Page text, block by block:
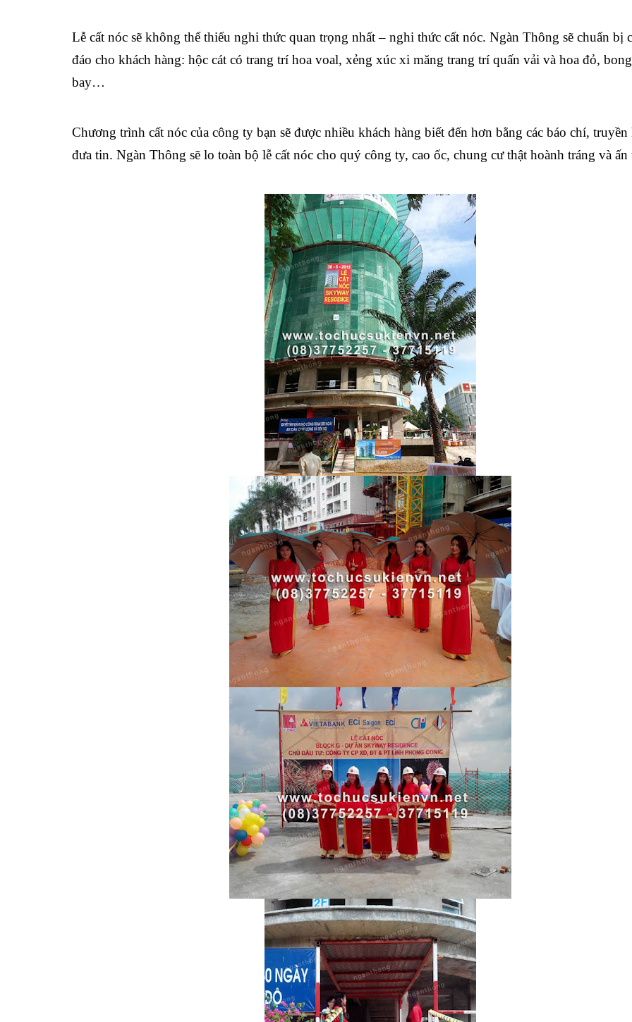
Lễ cất nóc sẽ không thể thiếu nghi thức quan trọng nhất – nghi thức cất nóc. Ngàn Thông sẽ chuẩn bị
đáo cho khách hàng: hộc cát có trang trí hoa voal, xẻng xúc xi măng trang trí quấn vải và hoa đỏ,
bay…
Chương trình cất nóc của công ty bạn sẽ được nhiều khách hàng biết đến hơn bằng các báo chí, truyền
đưa tin. Ngàn Thông sẽ lo toàn bộ lễ cất nóc cho quý công ty, cao ốc, chung cư thật hoành tráng và ấn